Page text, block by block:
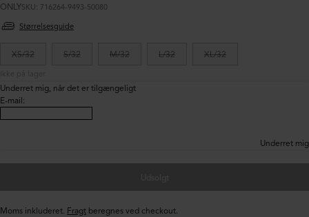
ONLYSKU: 716264-9493-50080
Størrelsesguide
XS/32 S/32 M/32 L/32 XL/32
Underret mig, når det er tilgængeligt
E-mail:
Underret mig
Moms inkluderet. Fragt beregnes ved checkout.